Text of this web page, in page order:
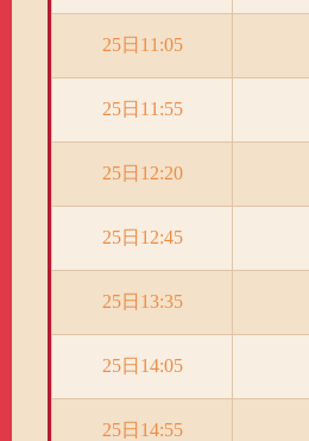
25日11:05
25日11:55
25日12:20
25日12:45
25日13:35
25日14:05
25日14:55